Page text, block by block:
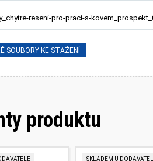
reseni-pro-praci-s-
SOUBORY KE STAŽENÍ
produktu
SKLADEM U